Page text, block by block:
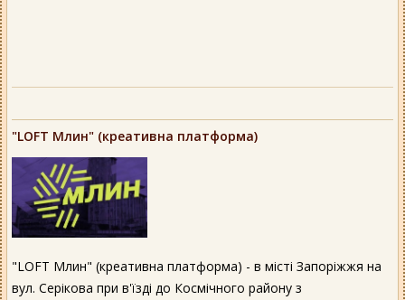
"LOFT Млин" (креативна платформа)
"LOFT Млин" (креативна платформа) - в місті Запоріжжя на
вул. Серікова при в'їзді до Космічного району з